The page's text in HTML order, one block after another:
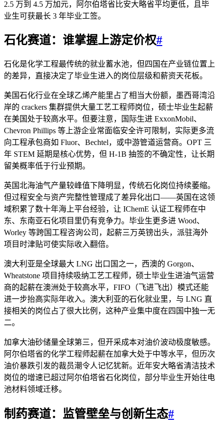
2.5 万到 4.5 万加元，阿尔伯塔省比安大略省平均更低，且毕
业生可获最长 3 年毕业工签。
石化赛道：谁掌握上游定价权#
石化是化学工程最传统的就业蓄水池，但四国在产业链位置上
的差异，直接决定了毕业生进入的岗位层级和薪资天花板。
美国石化行业在全球乙烯产能里占了相当大份额，墨西哥湾沿
岸的 crackers 集群提供大量工艺工程师岗位，硕士毕业生起薪
在美国处于较高水平。但要注意，国际生进 ExxonMobil、
Chevron Phillips 等上游企业常面临安全许可限制，实际更多流
向工程承包商如 Fluor、Bechtel，或中游管道运营商。OPT 三
年 STEM 延期是核心优势，但 H-1B 抽签的不确定性，让长期
留美概率低于行业预期。
英国北海油气产量较峰值下降明显，传统石化岗位持续萎缩。
但过程安全与资产完整性管理成了差异化出口——英国在这领
域积累了数十年海上平台经验，让 IChemE 认证工程师在中
东、东南亚石化项目里仍有竞争力。毕业生更多进 Wood、
Worley 等跨国工程咨询公司，起薪三万英镑出头，派驻海外
项目时津贴可使实际收入翻倍。
澳大利亚是全球最大 LNG 出口国之一，西澳的 Gorgon、
Wheatstone 项目持续吸纳工艺工程师，硕士毕业生进油气运营
商的起薪在澳洲处于较高水平，FIFO（飞进飞出）模式还能
进一步抬高实际年收入。澳大利亚的石化就业里，与 LNG 直
接相关的岗位占了很大比例，这种产业集中度在四国中独一无
二。
加拿大油砂储量全球第三，但开采成本对油价波动极度敏感。
阿尔伯塔省的化学工程师起薪在加拿大处于中等水平，但历次
油价暴跌引发的裁员潮令人记忆犹新。近年安大略省清洁技术
岗位的增速已超过阿尔伯塔省石化岗位，部分毕业生开始往电
池材料领域迁移。
制药赛道：监管壁垒与创新生态#